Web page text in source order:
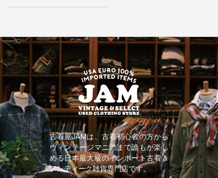
古着屋JAMは、古着初心者の方から
ヴィンテージマニアまで誰もが楽し
める日本最大級のインポート古着＆
アンティーク雑貨専門店です。